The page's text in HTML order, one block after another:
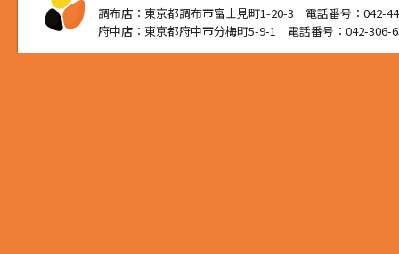
調布店：東京都調布市富士見町1-20-3 電話番号：042-
府中店：東京都府中市分梅町5-9-1 電話番号：042-306-